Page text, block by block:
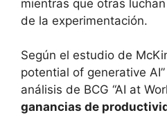
mientras que otras
de la experimentación.
Según el estudio de
potential of generative
análisis de BCG “AI at
ganancias de